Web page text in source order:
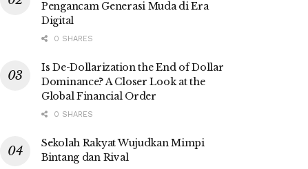
Pengancam Generasi Muda di Era
Digital
0 SHARES
Is De-Dollarization the End of Dollar
Dominance? A Closer Look at the
Global Financial Order
0 SHARES
Sekolah Rakyat Wujudkan Mimpi
Bintang dan Rival